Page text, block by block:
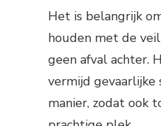
Het is belangrijk
houden met de
geen afval achter.
vermijd
manier, zodat ook